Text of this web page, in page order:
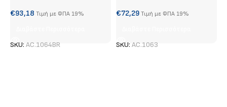
€93,18 Τιμή με ΦΠΑ 19%
SKU: AC.1064BR
€72,29 Τιμή με ΦΠΑ 19%
SKU: AC.1063